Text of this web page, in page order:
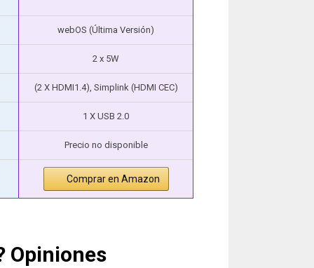
webOS (Última Versión)
2 x 5W
(2 X HDMI1.4), Simplink (HDMI CEC)
1 X USB 2.0
Precio no disponible
Comprar en Amazon
Opiniones